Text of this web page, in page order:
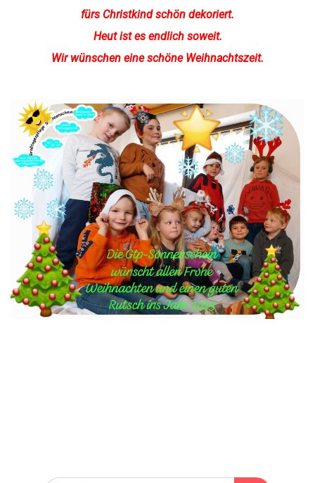
fürs Christkind schön dekoriert.
Heut ist es endlich soweit.
Wir wünschen eine schöne Weihnachtszeit.